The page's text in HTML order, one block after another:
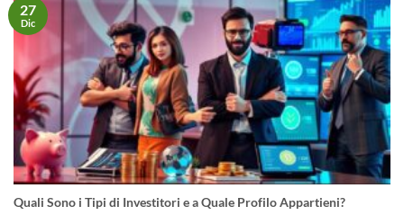
Quali Sono i Tipi di Investitori e a Quale Profilo Appartieni?
27
Dic